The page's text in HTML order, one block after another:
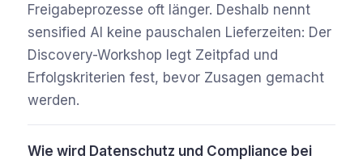
Freigabeprozesse oft länger. Deshalb nennt
sensified AI keine pauschalen Lieferzeiten: Der
Discovery-Workshop legt Zeitpfad und
Erfolgskriterien fest, bevor Zusagen gemacht
werden.
Wie wird Datenschutz und Compliance bei